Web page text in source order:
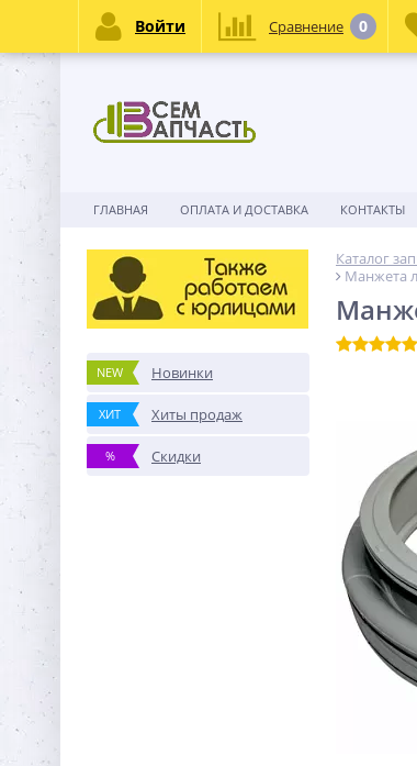
ГЛАВНАЯ ОПЛАТА И ДОСТАВКА КОНТАКТЫ
NEW Новинки
ХИТ Хиты продаж
% Скидки
Каталог
Манжета
Войти Сравнение 0